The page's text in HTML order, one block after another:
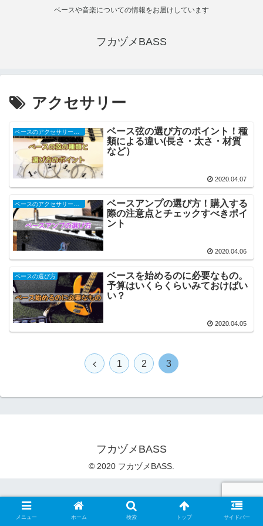
ベースや音楽についての情報をお届けしています
フカヅメBASS
アクセサリー
ベース弦の選び方のポイント！種
類による違い(長さ・太さ・材質
など）
2020.04.07
ベースアンプの選び方！購入する
際の注意点とチェックすべきポイ
ント
2020.04.06
ベースの選び方
ベースを始めるのに必要なもの。
予算はいくらくらいみておけばい
い？
2020.04.05
1 2 3
フカヅメBASS
© 2020 フカヅメBASS.
メニュー ホーム 検索 トップ サイドバー